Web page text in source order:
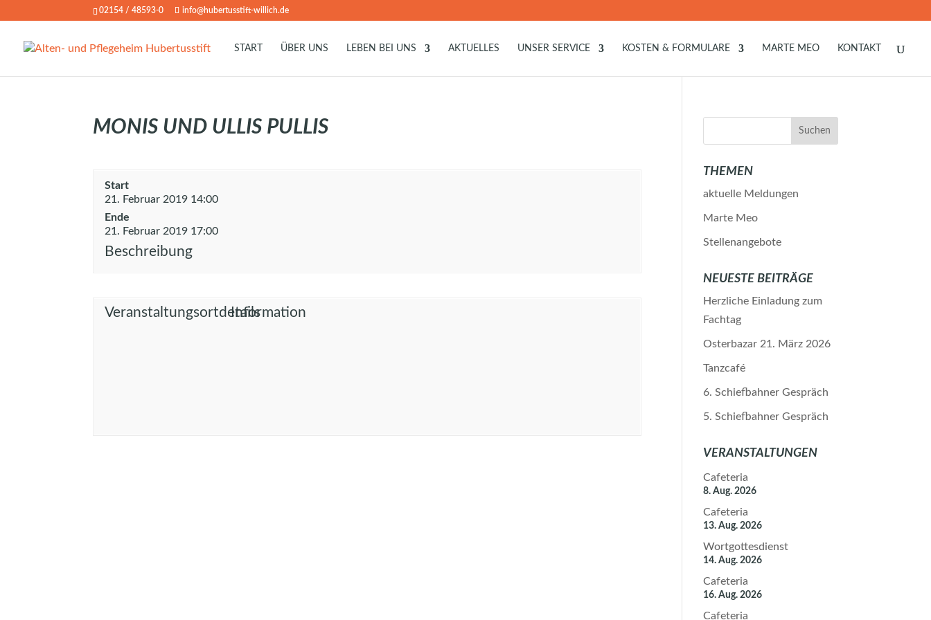
02154 / 48593-0 info@hubertusstift-willich.de
START ÜBER UNS LEBEN BEI UNS AKTUELLES UNSER SERVICE KOSTEN & FORMULARE MARTE MEO KONTAKT
MONIS UND ULLIS PULLIS
Start
21. Februar 2019 14:00
Ende
21. Februar 2019 17:00
Beschreibung
VeranstaltungsortdetailsInformation
THEMEN
aktuelle Meldungen
Marte Meo
Stellenangebote
NEUESTE BEITRÄGE
Herzliche Einladung zum
Fachtag
Osterbazar 21. März 2026
Tanzcafé
6. Schiefbahner Gespräch
5. Schiefbahner Gespräch
VERANSTALTUNGEN
Cafeteria
8. Aug. 2026
Cafeteria
13. Aug. 2026
Wortgottesdienst
14. Aug. 2026
Cafeteria
16. Aug. 2026
Cafeteria